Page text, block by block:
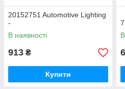
20152751 Automotive Lighting
-
В наявності
913 ₴
Купити